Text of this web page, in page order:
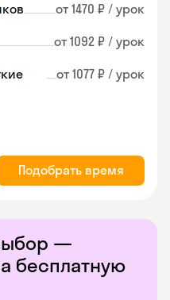
от 1470 ₽ / урок
от 1092 ₽ / урок
от 1077 ₽ / урок
Подобрать время
—
бесплатную